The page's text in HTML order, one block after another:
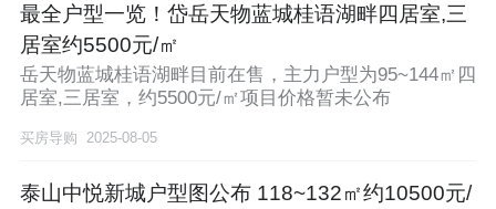
最全户型一览！岱岳天物蓝城桂语湖畔四居室,三
居室约5500元/㎡
岳天物蓝城桂语湖畔目前在售，主力户型为95~144㎡四
居室,三居室，约5500元/㎡项目价格暂未公布
买房导购 2025-08-05
泰山中悦新城户型图公布 118~132㎡约10500元/